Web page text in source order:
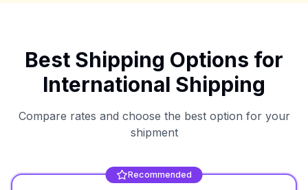
Best Shipping Options for
International Shipping
Compare rates and choose the best option for your
shipment
Recommended